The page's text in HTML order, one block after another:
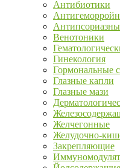
Антибиотики
Венотоники
Гинекология
Гормональные
Глазные капли
Глазные мази
Желчегонные
Желудочно-
Закрепляющие